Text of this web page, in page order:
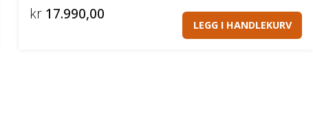
kr 17.990,00
LEGG I HANDLEKURV